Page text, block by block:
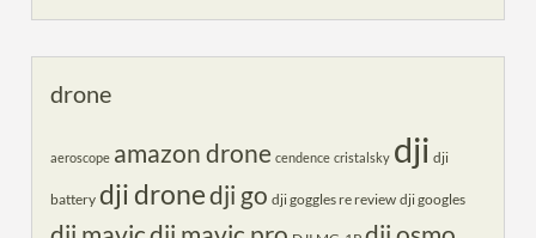
drone
aeroscope amazon drone cendence cristalsky dji dji
battery dji dronedji go dji goggles re review dji googles